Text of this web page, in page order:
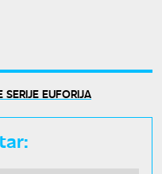
SERIJE EUFORIJA